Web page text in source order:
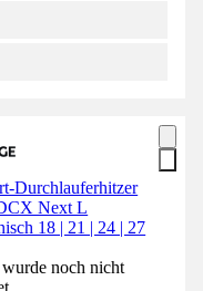
Durchlauferhitzer
Next L
18 | 21 | 24 | 27
noch nicht